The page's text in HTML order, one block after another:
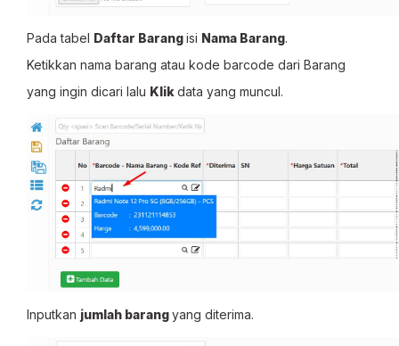
Pada tabel Daftar Barangisi Nama Barang.
Ketikkan nama barang atau kode barcode dari Barang
yang ingin dicari lalu Klikdata yang muncul.
Inputkan jumlah barangyang diterima.